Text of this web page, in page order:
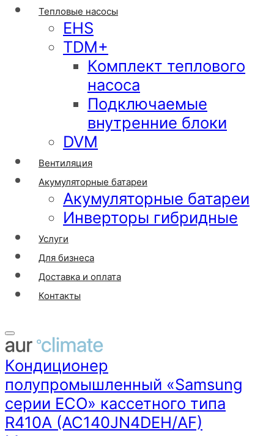
Тепловые насосы
EHS
TDM+
Комплект теплового
насоса
Подключаемые
внутренние блоки
DVM
Вентиляция
Акумуляторные батареи
Акумуляторные батареи
Инверторы гибридные
Услуги
Для бизнеса
Доставка и оплата
Контакты
Кондиционер
полупромышленный «Samsung
серии ECO» кассетного типа
R410A (AC140JN4DEH/AF)